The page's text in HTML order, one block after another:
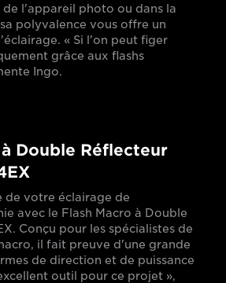
l'appareil photo ou dans la
polyvalence vous offre un
« Si l'on peut figer
grâce aux flashs
Ingo.
Double Réflecteur
de votre éclairage de
avec le Flash Macro à Double
Conçu pour les spécialistes de
il fait preuve d'une grande
de direction et de puissance
outil pour ce projet »,